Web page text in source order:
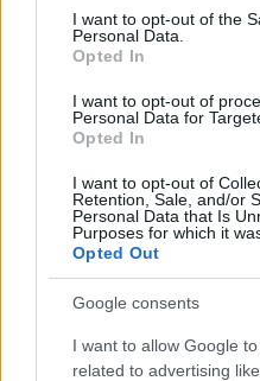
consent section.
I want to opt-out of the
Personal Data.
Opted In
I want to opt-out of
Personal Data for
Opted In
I want to opt-out of
Retention, Sale, and/or
Personal Data that Is
Purposes for which it
Opted Out
Google consents
I want to allow Google
related to advertising
Kαθαρίζεις τα
μαντηλάκια; Οι λόγοι
asap
Ζώδια σήμερα (9/8):
μέλλον - Τι